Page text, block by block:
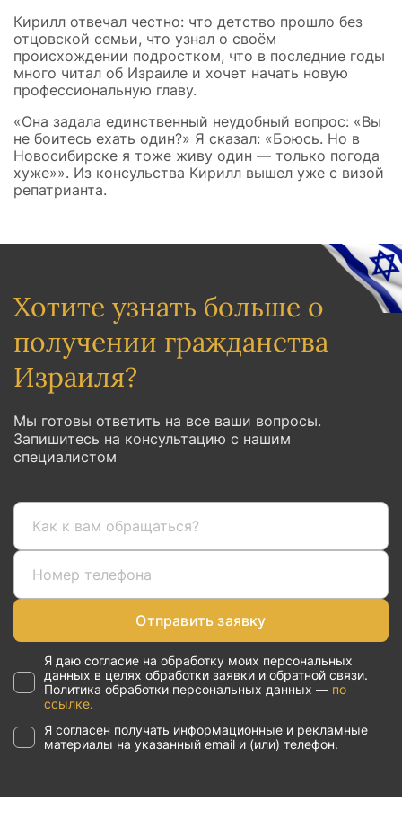
Кирилл отвечал честно: что детство прошло без
отцовской семьи, что узнал о своём
происхождении подростком, что в последние годы
много читал об Израиле и хочет начать новую
профессиональную главу.
«Она задала единственный неудобный вопрос: «Вы
не боитесь ехать один?» Я сказал: «Боюсь. Но в
Новосибирске я тоже живу один — только погода
хуже»». Из консульства Кирилл вышел уже с визой
репатрианта.
Хотите узнать больше о
получении гражданства
Израиля?
Мы готовы ответить на все ваши вопросы.
Запишитесь на консультацию с нашим
специалистом
Отправить заявку
Я даю согласие на обработку моих персональных
данных в целях обработки заявки и обратной связи.
Политика обработки персональных данных — по
ссылке.
Я согласен получать информационные и рекламные
материалы на указанный email и (или) телефон.